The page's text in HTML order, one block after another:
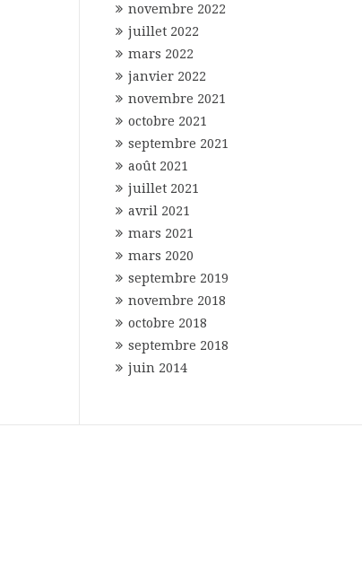
novembre 2022
juillet 2022
mars 2022
janvier 2022
novembre 2021
octobre 2021
septembre 2021
août 2021
juillet 2021
avril 2021
mars 2021
mars 2020
septembre 2019
novembre 2018
octobre 2018
septembre 2018
juin 2014